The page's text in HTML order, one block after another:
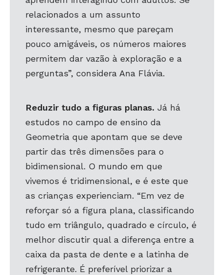
relacionados a um assunto
interessante, mesmo que pareçam
pouco amigáveis, os números maiores
permitem dar vazão à exploração e a
perguntas”, considera Ana Flávia.
Reduzir tudo a figuras planas. Já há
estudos no campo de ensino da
Geometria que apontam que se deve
partir das três dimensões para o
bidimensional. O mundo em que
vivemos é tridimensional, e é este que
as crianças experienciam. “Em vez de
reforçar só a figura plana, classificando
tudo em triângulo, quadrado e círculo, é
melhor discutir qual a diferença entre a
caixa da pasta de dente e a latinha de
refrigerante. É preferível priorizar a